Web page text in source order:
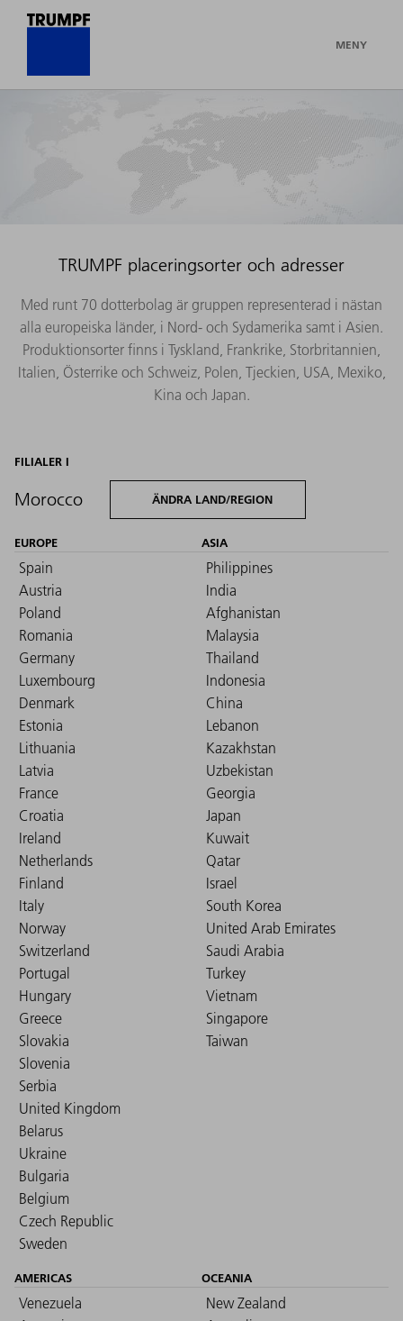
MENY
TRUMPF placeringsorter och adresser
Med runt 70 dotterbolag är gruppen representerad i nästan
alla europeiska länder, i Nord- och Sydamerika samt i Asien.
Produktionsorter finns i Tyskland, Frankrike, Storbritannien,
Italien, Österrike och Schweiz, Polen, Tjeckien, USA, Mexiko,
Kina och Japan.
FILIALER I
Morocco ÄNDRA LAND/REGION
EUROPE
Spain
Austria
Poland
Romania
Germany
Luxembourg
Denmark
Estonia
Lithuania
Latvia
France
Croatia
Ireland
Netherlands
Finland
Italy
Norway
Switzerland
Portugal
Hungary
Greece
Slovakia
Slovenia
Serbia
United Kingdom
Belarus
Ukraine
Bulgaria
Belgium
Czech Republic
Sweden
ASIA
Philippines
India
Afghanistan
Malaysia
Thailand
Indonesia
China
Lebanon
Kazakhstan
Uzbekistan
Georgia
Japan
Kuwait
Qatar
Israel
South Korea
United Arab Emirates
Saudi Arabia
Turkey
Vietnam
Singapore
Taiwan
AMERICAS
Venezuela
OCEANIA
New Zealand